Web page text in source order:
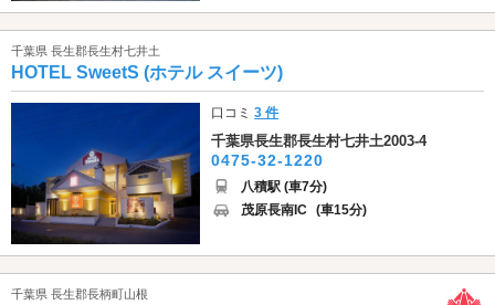
千葉県 長生郡長生村七井土
HOTEL SweetS (ホテル スイーツ)
口コミ3 件
千葉県長生郡長生村七井土2003-4
0475-32-1220
八積駅 (車7分)
茂原長南IC (車15分)
千葉県 長生郡長柄町山根